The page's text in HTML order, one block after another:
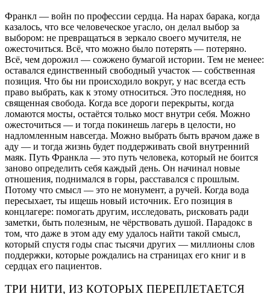
Франкл — войн по профессии сердца. На нарах барака, когда
казалось, что все человеческое угасло, он делал выбор за
выбором: не превращаться в зеркало своего мучителя, не
ожесточиться. Всё, что можно было потерять — потеряно.
Всё, чем дорожил — сожжено бумагой истории. Тем не менее:
оставался единственный свободный участок — собственная
позиция. Что бы ни происходило вокруг, у нас всегда есть
право выбрать, как к этому относиться. Это последняя, но
священная свобода. Когда все дороги перекрыты, когда
ломаются мосты, остаётся только мост внутри себя. Можно
ожесточиться — и тогда покинешь лагерь в целости, но
надломленным навсегда. Можно выбрать быть врачом даже в
аду — и тогда жизнь будет поддерживать свой внутренний
маяк. Путь Франкла — это путь человека, который не боится
заново определить себя каждый день. Он начинал новые
отношения, поднимался в горы, расставался с прошлым.
Потому что смысл — это не монумент, а ручей. Когда вода
пересыхает, ты ищешь новый источник. Его позиция в
концлагере: помогать другим, исследовать, рисковать ради
заметки, быть полезным, не чёрствовать душой. Парадокс в
том, что даже в этом аду ему удалось найти такой смысл,
который спустя годы спас тысячи других — миллионы слов
поддержки, которые рождались на страницах его книг и в
сердцах его пациентов.
ТРИ НИТИ, ИЗ КОТОРЫХ ПЕРЕПЛЕТАЕТСЯ